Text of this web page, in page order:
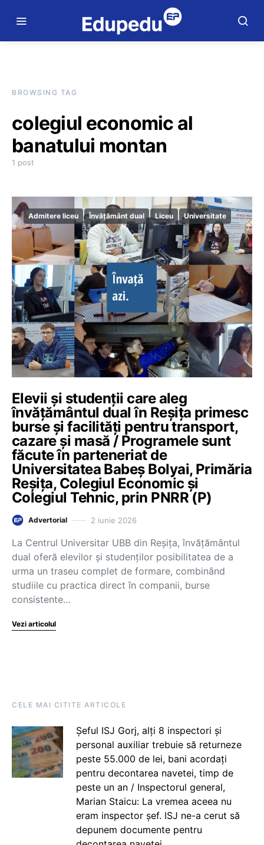
BROWSING TAG
colegiul economic al
banatului montan
1 post
Admitere liceu Învățământ dual Liceu Universitate
Elevii și studenții care aleg
învățământul dual în Reșița primesc
burse și facilități pentru transport,
cazare și masă / Programele sunt
făcute în parteneriat de
Universitatea Babeș Bolyai, Primăria
Reșița, Colegiul Economic și
Colegiul Tehnic, prin PNRR (P)
Advertorial 2 iunie 2026
La Centrul Universitar UBB din Reșița, învățământul
dual oferă elevilor și studenților posibilitatea de a
urma un traseu complet de formare, combinând
studiile cu practica direct în companii, burse
consistente…
Vezi articolul
CELE MAI CITITE ARTICOLE
Șeful ISJ Gorj, alți 8 inspectori și
personal auxiliar trebuie să returneze
peste 55.000 de lei, bani acordați
pentru decontarea navetei, timp de
peste un an / Inspectorul general,
Marian Staicu: La vremea aceea nu
eram inspector șef. ISJ ne-a cerut să
depunem documente pentru